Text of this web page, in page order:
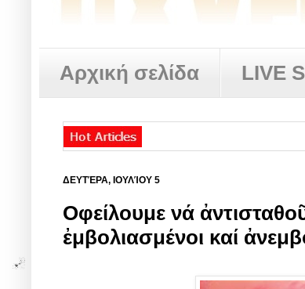
Αρχική σελίδα LIVE
ΔΕΥΤΈΡΑ, ΙΟΥΛΊΟΥ 5
Oφείλουμε νά
ἐμβολιασμένοι καί